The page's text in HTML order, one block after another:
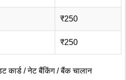
₹250
₹250
कार्ड / नेट बैंकिंग / बैंक चालान